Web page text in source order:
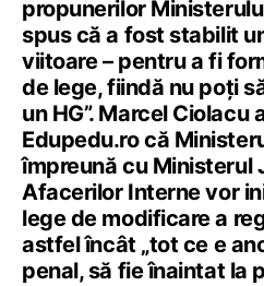
propunerilor
spus că a fost stabilit
viitoare – pentru a fi
de lege, fiindă nu poți
un HG”. Marcel
Edupedu.ro că
împreună cu Ministerul
Afacerilor Interne vor
lege de modificare a
astfel încât „tot ce e
penal, să fie înaintat la